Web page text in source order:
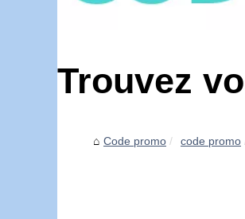
Trouvez
Code promo code promo